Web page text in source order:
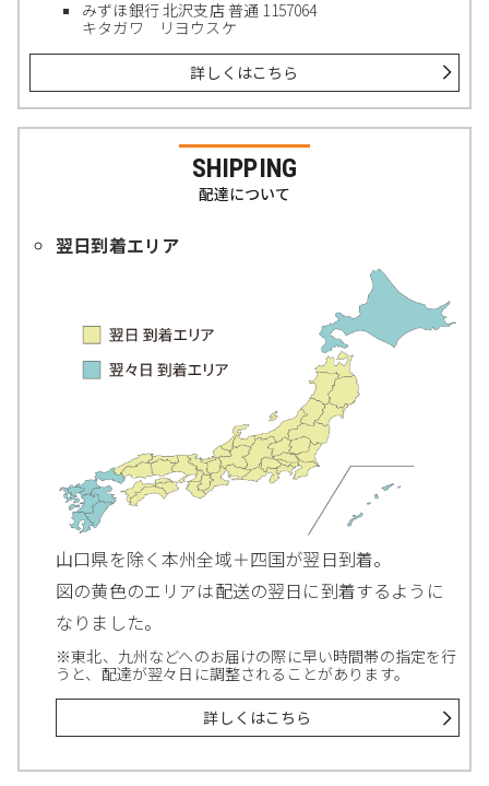
みずほ銀行 北沢支店 普通 1157064
キタガワ リヨウスケ
詳しくはこちら
SHIPPING
配達について
翌日到着エリア
山口県を除く本州全域＋四国が翌日到着。
図の黄色のエリアは配送の翌日に到着するように
なりました。
※東北、九州などへのお届けの際に早い時間帯の指定を行
うと、配達が翌々日に調整されることがあります。
詳しくはこちら